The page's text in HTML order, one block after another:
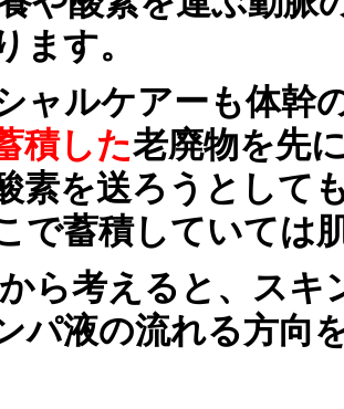
ます。
ャルケアーも体幹
積した老廃物を先
素を送ろうとして
で蓄積していては
ら考えると、ス
パ液の流れる方向